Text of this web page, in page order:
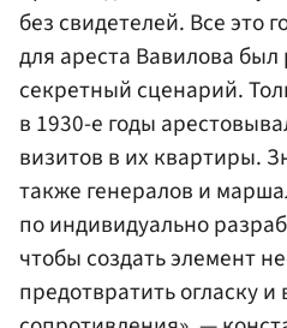
без свидетелей. Все это
для ареста Вавилова
секретный сценарий.
в 1930-е годы
визитов в их квартиры.
также генералов и
по индивидуально
чтобы создать элемент
предотвратить огласку